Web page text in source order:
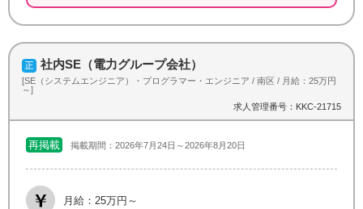
社内SE（電力グループ会社）
[SE（システムエンジニア）・プログラマー・エンジニア / 南区 / 月給：25万円
～]
求人管理番号：KKC-21715
再掲載 掲載期間：2026年7月24日～2026年8月20日
月給：25万円～